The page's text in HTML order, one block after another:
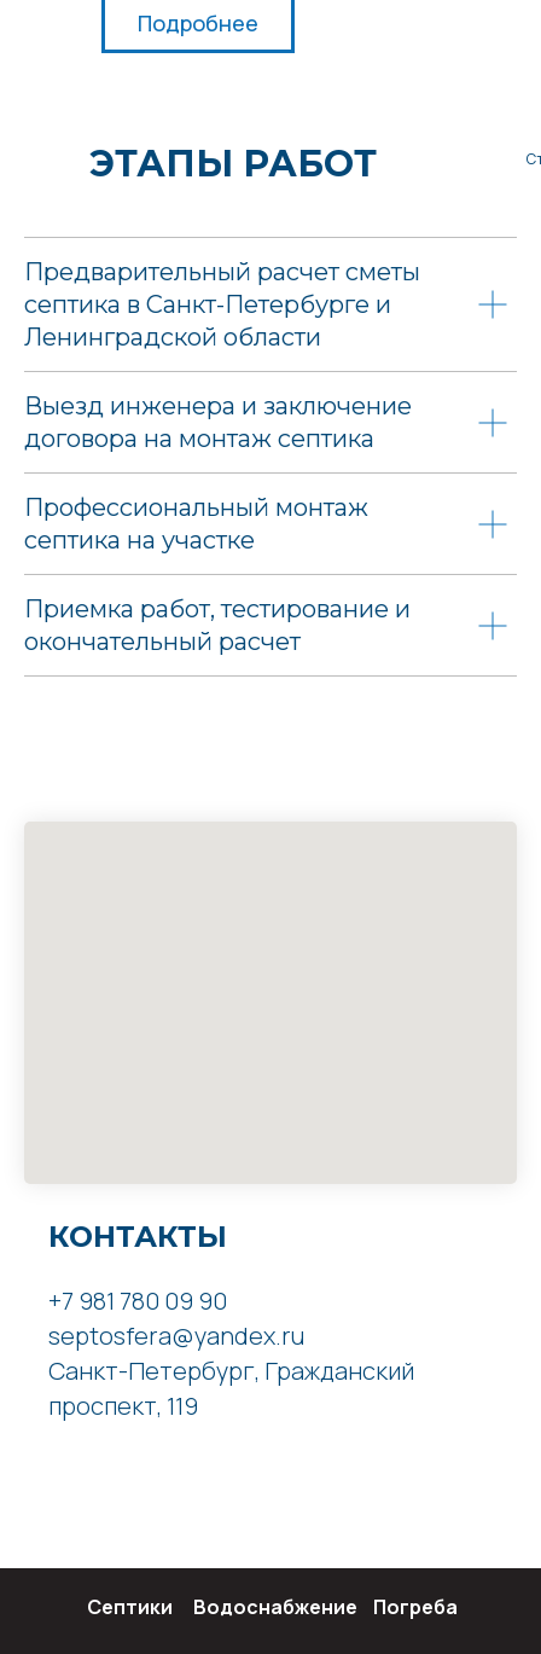
Подробнее
ЭТАПЫ РАБОТ
Предварительный расчет сметы
септика в Санкт-Петербурге и
Ленинградской области
Выезд инженера и заключение
договора на монтаж септика
Профессиональный монтаж
септика на участке
Приемка работ, тестирование и
окончательный расчет
КОНТАКТЫ
+7 981 780 09 90
septosfera@yandex.ru
Санкт-Петербург, Гражданский
проспект, 119
Септики Водоснабжение Погреба